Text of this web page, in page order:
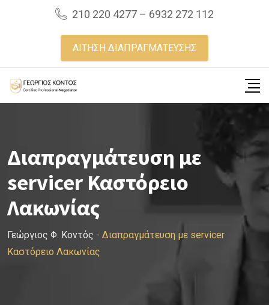
210 220 4277 – 6932 272 112
ΑΙΤΗΣΗ ΔΙΑΠΡΑΓΜΑΤΕΥΣΗΣ
Διαπραγμάτευση με
servicer Καστόρειο
Λακωνίας
Γεώργιος Φ. Κοντός - Διαπραγμάτευση με servicer
Καστόρειο Λακωνίας